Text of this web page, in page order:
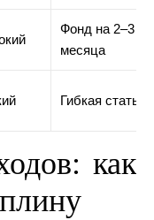
Фонд на 2–3
месяца
Гибкая статья
как